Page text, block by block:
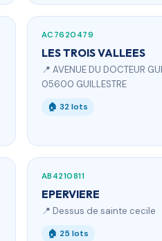
AC7620479
LES TROIS VALLEES
📍 AVENUE DU DOCTEUR
05600 GUILLESTRE
🏠 32 lots
AB4210811
EPERVIERE
📍 Dessus de sainte cecile
🏠 25 lots